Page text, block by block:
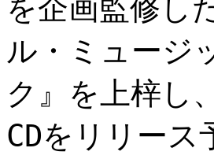
を企画監修し
ル・ミュージ
ク』を上梓し
CDをリリース